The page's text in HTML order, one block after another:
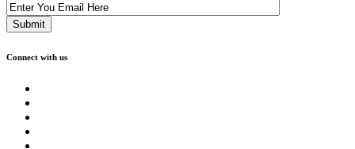
Connect with us